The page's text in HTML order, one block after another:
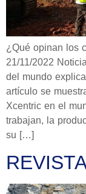
¿Qué opinan los
21/11/2022
del mundo
artículo se
Xcentric en el
trabajan, la
su […]